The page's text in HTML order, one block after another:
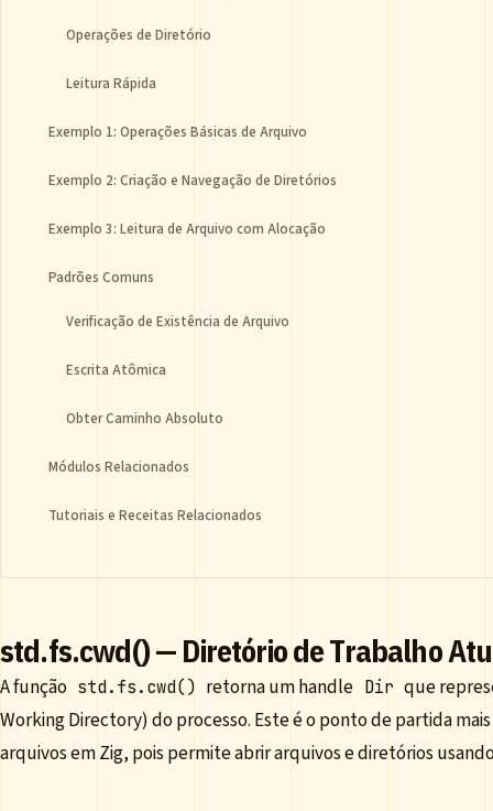
Operações de Diretório
Leitura Rápida
Exemplo 1: Operações Básicas de Arquivo
Exemplo 2: Criação e Navegação de Diretórios
Exemplo 3: Leitura de Arquivo com Alocação
Padrões Comuns
Verificação de Existência de Arquivo
Escrita Atômica
Obter Caminho Absoluto
Módulos Relacionados
Tutoriais e Receitas Relacionados
std.fs.cwd() — Diretório de Trabalho
A função std.fs.cwd() retorna um handle Dir que
Working Directory) do processo. Este é o ponto de partida
arquivos em Zig, pois permite abrir arquivos e diretórios